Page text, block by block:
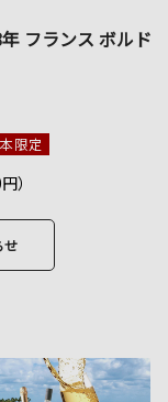
フランス ボルド
限定
）
せ